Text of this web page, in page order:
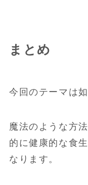
まとめ
今回のテーマは
魔法のような方
的に健康的な食
なります。